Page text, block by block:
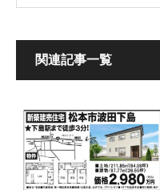
関連記事一覧